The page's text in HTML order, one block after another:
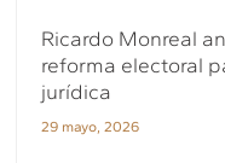
Ricardo Monreal
reforma electoral
jurídica
29 mayo, 2026